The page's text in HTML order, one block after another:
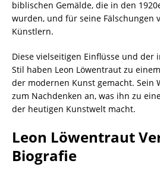
biblischen Gemälde, die in den
wurden, und für seine Fälschungen
Künstlern.
Diese vielseitigen Einflüsse und der
Stil haben Leon Löwentraut zu
der modernen Kunst gemacht. Sein
zum Nachdenken an, was ihn zu
der heutigen Kunstwelt macht.
Leon Löwentraut
Biografie